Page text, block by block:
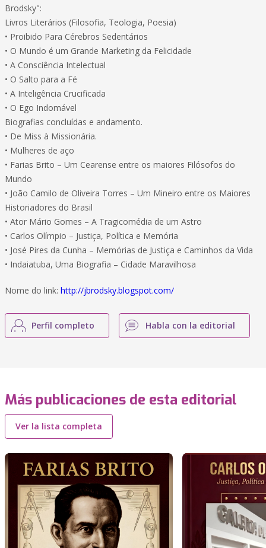
Brodsky":
Livros Literários (Filosofia, Teologia, Poesia)
• Proibido Para Cérebros Sedentários
• O Mundo é um Grande Marketing da Felicidade
• A Consciência Intelectual
• O Salto para a Fé
• A Inteligência Crucificada
• O Ego Indomável
Biografias concluídas e andamento.
• De Miss à Missionária.
• Mulheres de aço
• Farias Brito – Um Cearense entre os maiores Filósofos do
Mundo
• João Camilo de Oliveira Torres – Um Mineiro entre os Maiores
Historiadores do Brasil
• Ator Mário Gomes – A Tragicomédia de um Astro
• Carlos Olímpio – Justiça, Política e Memória
• José Pires da Cunha – Memórias de Justiça e Caminhos da Vida
• Indaiatuba, Uma Biografia – Cidade Maravilhosa
Nome do link: http://jbrodsky.blogspot.com/
Perfil completo Habla con la editorial
Más publicaciones de esta editorial
Ver la lista completa